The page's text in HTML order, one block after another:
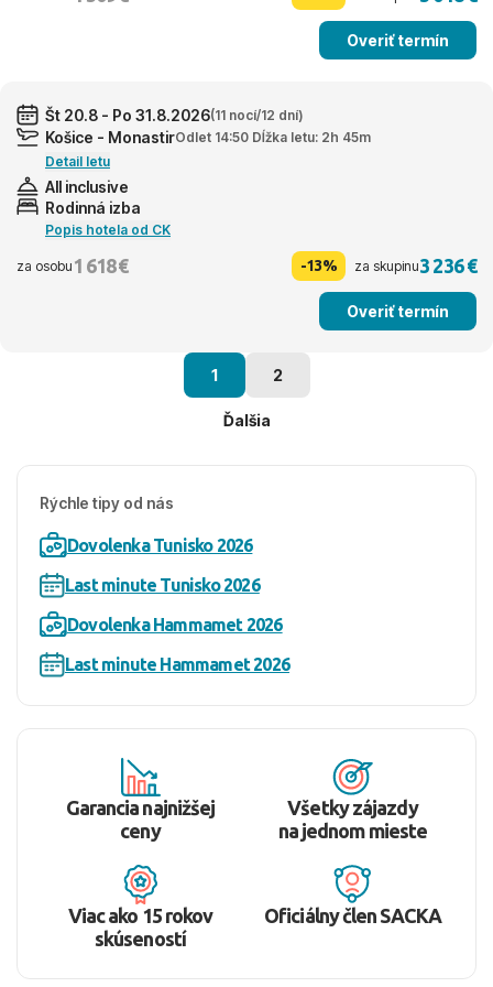
Overiť termín
Št 20.8 - Po 31.8.2026(11 nocí/12 dní)
Košice - MonastirOdlet 14:50 Dĺžka letu: 2h 45m
Detail letu
All inclusive
Rodinná izba
Popis hotela od CK
za osobu 1 618 € -13% za skupinu3 236 €
Overiť termín
1 2
Ďalšia
Rýchle tipy od nás
Dovolenka Tunisko 2026
Last minute Tunisko 2026
Dovolenka Hammamet 2026
Last minute Hammamet 2026
Garancia najnižšej
ceny
Všetky zájazdy
na jednom mieste
Viac ako 15 rokov
skúseností
Oficiálny člen SACKA